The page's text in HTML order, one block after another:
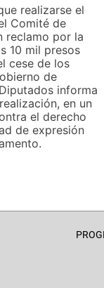
realizarse el
Comité de
reclamo por la
10 mil presos
cese de los
de
informa
en un
el derecho
de expresión